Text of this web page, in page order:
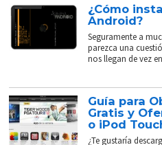
¿Cómo
Android?
Seguramente a
parezca una
nos llegan de vez
Guía para
Gratis y
o iPod
¿Te gustaría